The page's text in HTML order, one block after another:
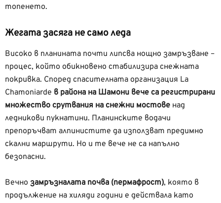
топенето.
Жегата засяга не само леда
Високо в планината почти липсва нощно замръзване –
процес, който обикновено стабилизира снежната
покривка. Според спасителната организация La
Chamoniarde в района на Шамони вече са регистрирани
множество срутвания на снежни мостове над
ледникови пукнатини. Планинските водачи
препоръчват алпинистите да използват предимно
скални маршрути. Но и те вече не са напълно
безопасни.
Вечно замръзналата почва (пермафрост), която в
продължение на хиляди години е действала като